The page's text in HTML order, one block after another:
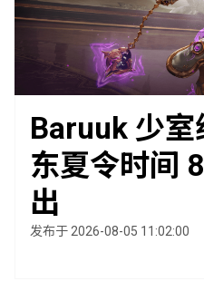
Baruuk 少
东夏令时间
出
发布于 2026-08-05 11:02:00